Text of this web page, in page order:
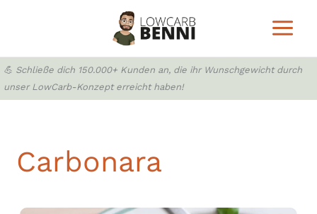
💪 Schließe dich 150.000+ Kunden an, die ihr Wunschgewicht durch
unser LowCarb-Konzept erreicht haben!
Carbonara